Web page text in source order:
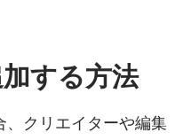
する方法
、クリエイターや編集